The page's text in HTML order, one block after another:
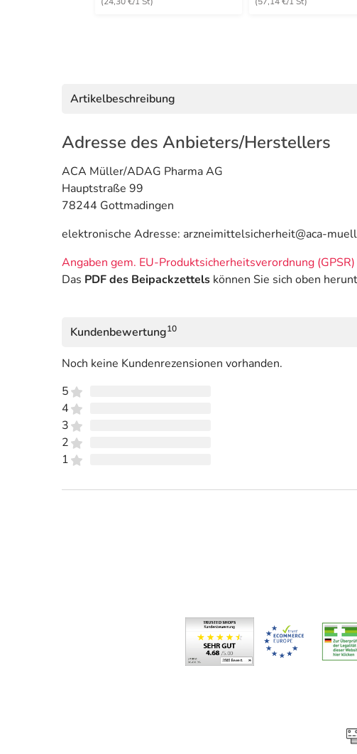
Artikelbeschreibung
Adresse des Anbieters/Herstellers
ACA Müller/ADAG Pharma AG
Hauptstraße 99
78244 Gottmadingen
elektronische Adresse: arzneimittelsicherheit@aca-
Angaben gem. EU-Produktsicherheitsverordnung (GPSR)
Das PDF des Beipackzettels können Sie sich oben
Kundenbewertung10
Noch keine Kundenrezensionen vorhanden.
5
4
3
2
1